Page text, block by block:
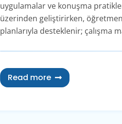
uygulamalar ve konuşma
üzerinden geliştirirken,
planlarıyla desteklenir; çalışma
Read more